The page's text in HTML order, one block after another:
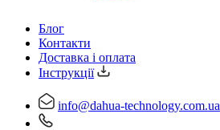
Блог
Контакти
Доставка і оплата
Інструкції
info@dahua-technology.com.ua